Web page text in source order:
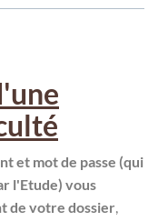
et mot de passe (qui
l'Etude) vous
de votre dossier